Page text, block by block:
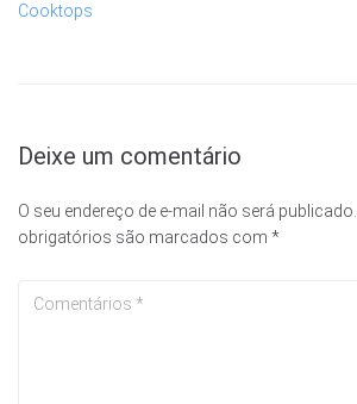
Deixe um comentário
O seu endereço de e-mail não será publicado.
obrigatórios são marcados com *